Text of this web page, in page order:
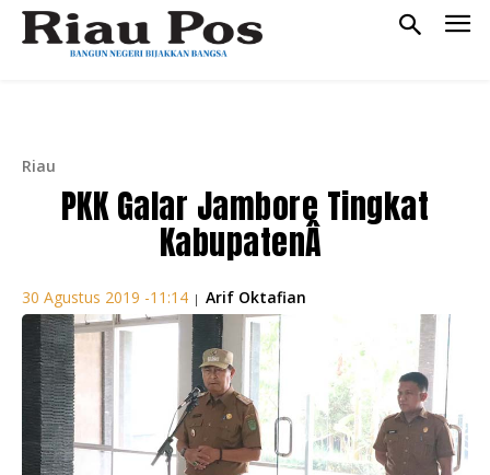
Riau
PKK Galar Jambore Tingkat
KabupatenÂ
30 Agustus 2019 -11:14 | Arif Oktafian